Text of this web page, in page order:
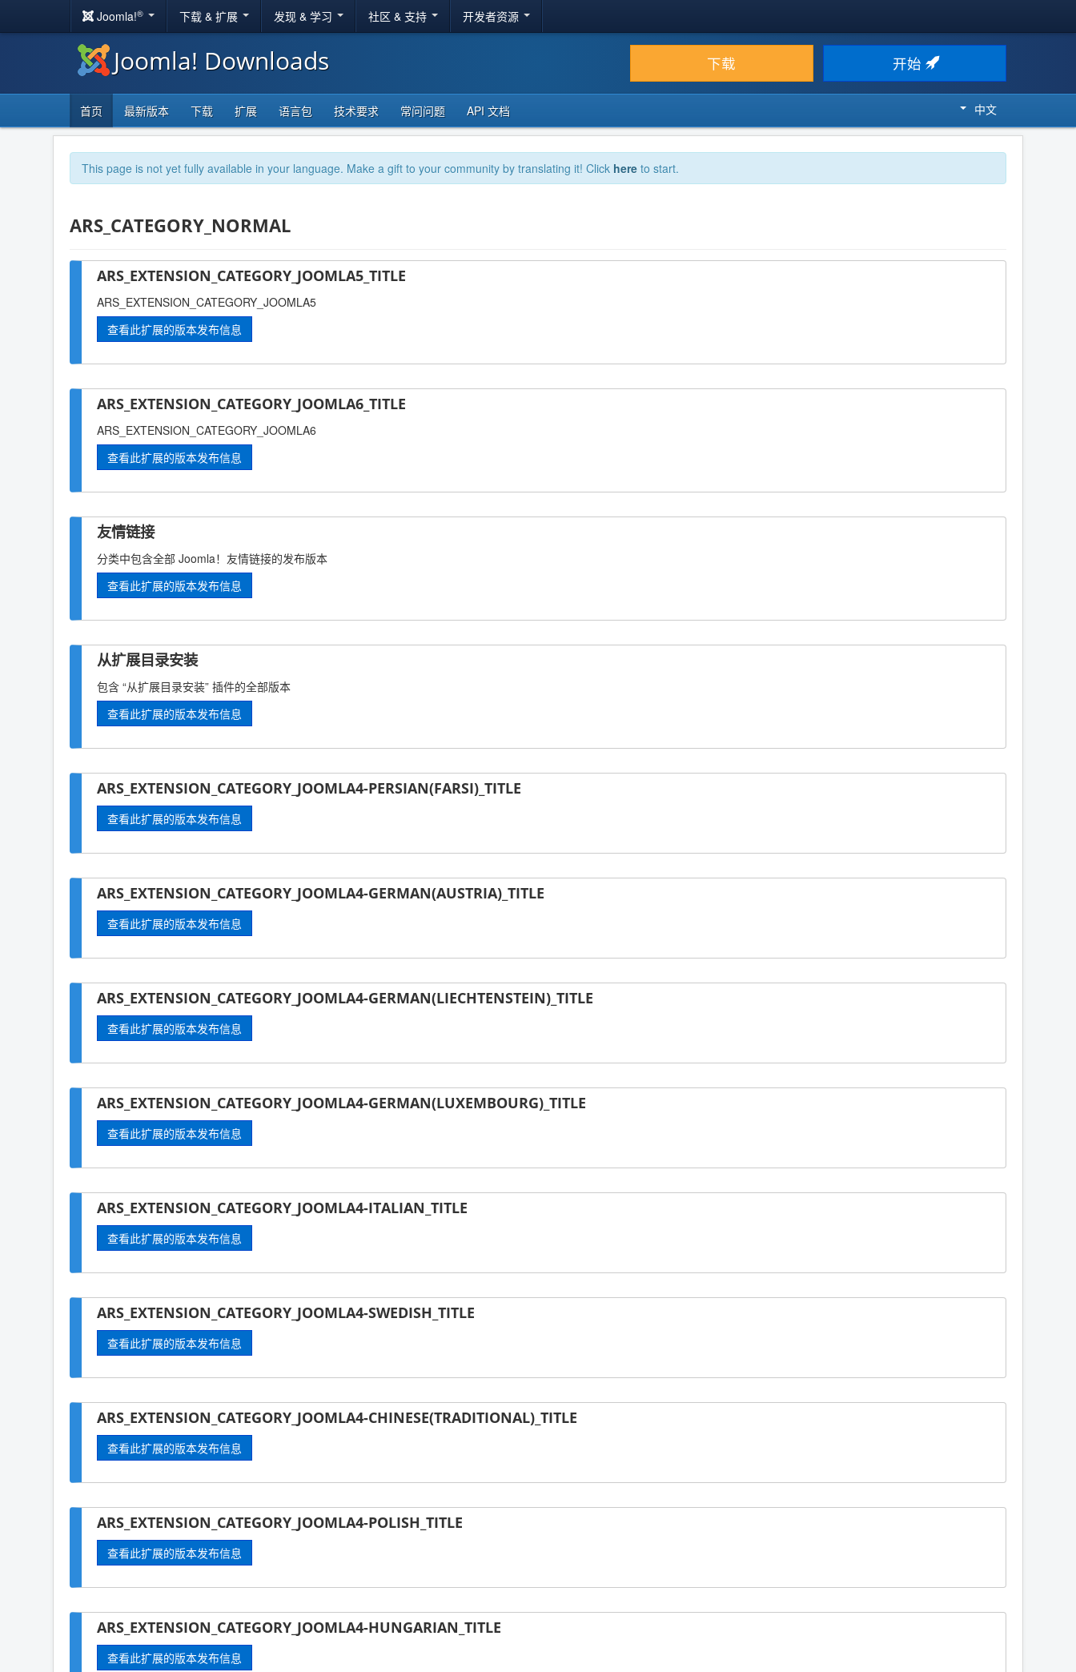
Joomla!® 下载 & 扩展 发现 & 学习 社区 & 支持 开发者资源
Joomla! Downloads 下载 开始
首页 最新版本 下载 扩展 语言包 技术要求 常问问题 API 文档 中文
This page is not yet fully available in your language. Make a gift to your community by translating it! Click here to start.
ARS_CATEGORY_NORMAL
ARS_EXTENSION_CATEGORY_JOOMLA5_TITLE
ARS_EXTENSION_CATEGORY_JOOMLA5
查看此扩展的版本发布信息
ARS_EXTENSION_CATEGORY_JOOMLA6_TITLE
ARS_EXTENSION_CATEGORY_JOOMLA6
查看此扩展的版本发布信息
友情链接
分类中包含全部 Joomla！友情链接的发布版本
查看此扩展的版本发布信息
从扩展目录安装
包含 “从扩展目录安装” 插件的全部版本
查看此扩展的版本发布信息
ARS_EXTENSION_CATEGORY_JOOMLA4-PERSIAN(FARSI)_TITLE
查看此扩展的版本发布信息
ARS_EXTENSION_CATEGORY_JOOMLA4-GERMAN(AUSTRIA)_TITLE
查看此扩展的版本发布信息
ARS_EXTENSION_CATEGORY_JOOMLA4-GERMAN(LIECHTENSTEIN)_TITLE
查看此扩展的版本发布信息
ARS_EXTENSION_CATEGORY_JOOMLA4-GERMAN(LUXEMBOURG)_TITLE
查看此扩展的版本发布信息
ARS_EXTENSION_CATEGORY_JOOMLA4-ITALIAN_TITLE
查看此扩展的版本发布信息
ARS_EXTENSION_CATEGORY_JOOMLA4-SWEDISH_TITLE
查看此扩展的版本发布信息
ARS_EXTENSION_CATEGORY_JOOMLA4-CHINESE(TRADITIONAL)_TITLE
查看此扩展的版本发布信息
ARS_EXTENSION_CATEGORY_JOOMLA4-POLISH_TITLE
查看此扩展的版本发布信息
ARS_EXTENSION_CATEGORY_JOOMLA4-HUNGARIAN_TITLE
查看此扩展的版本发布信息